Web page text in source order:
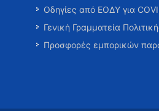
Οδηγίες από ΕΟΔΥ για
Γενική Γραμματεία
Προσφορές εμπορικών